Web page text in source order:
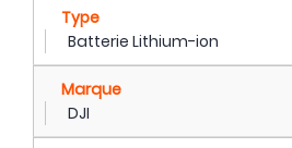
Type
Batterie Lithium-ion
Marque
DJI